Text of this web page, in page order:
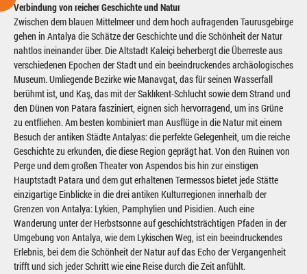
Verbindung von reicher Geschichte und Natur
Zwischen dem blauen Mittelmeer und dem hoch aufragenden Taurusgebirge
gehen in Antalya die Schätze der Geschichte und die Schönheit der Natur
nahtlos ineinander über. Die Altstadt Kaleiçi beherbergt die Überreste aus
verschiedenen Epochen der Stadt und ein beeindruckendes archäologisches
Museum. Umliegende Bezirke wie Manavgat, das für seinen Wasserfall
berühmt ist, und Kaş, das mit der Saklıkent-Schlucht sowie dem Strand und
den Dünen von Patara fasziniert, eignen sich hervorragend, um ins Grüne
zu entfliehen. Am besten kombiniert man Ausflüge in die Natur mit einem
Besuch der antiken Städte Antalyas: die perfekte Gelegenheit, um die reiche
Geschichte zu erkunden, die diese Region geprägt hat. Von den Ruinen von
Perge und dem großen Theater von Aspendos bis hin zur einstigen
Hauptstadt Patara und dem gut erhaltenen Termessos bietet jede Stätte
einzigartige Einblicke in die drei antiken Kulturregionen innerhalb der
Grenzen von Antalya: Lykien, Pamphylien und Pisidien. Auch eine
Wanderung unter der Herbstsonne auf geschichtsträchtigen Pfaden in der
Umgebung von Antalya, wie dem Lykischen Weg, ist ein beeindruckendes
Erlebnis, bei dem die Schönheit der Natur auf das Echo der Vergangenheit
trifft und sich jeder Schritt wie eine Reise durch die Zeit anfühlt.